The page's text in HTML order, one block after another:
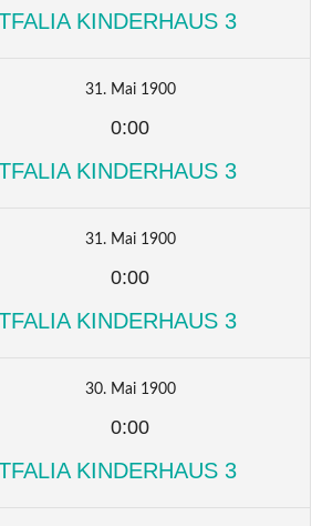
KINDERHAUS 3
31. Mai 1900
0:00
KINDERHAUS 3
31. Mai 1900
0:00
KINDERHAUS 3
30. Mai 1900
0:00
KINDERHAUS 3